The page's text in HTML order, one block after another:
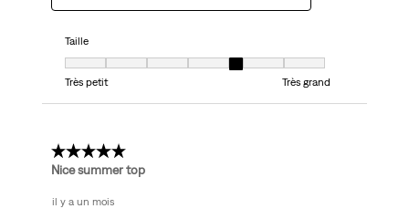
Taille
Taille, 5 sur 7, où 1 est égal à Très petit et 7 est égal à Très grand
Très petit
Très grand
5 étoile(s) sur 5.
Nice summer top
il y a un mois